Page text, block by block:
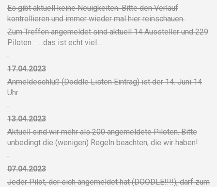
Es gibt aktuell keine Neuigkeiten. Bitte den Verlauf
kontrollieren und immer wieder mal hier reinschauen.
Zum Treffen angemeldet sind aktuell 14 Aussteller und 229
Piloten. ...das ist echt viel...
17.04.2023
Anmeldeschluß (Doddle Listen Eintrag) ist der 14. Juni 14
Uhr
13.04.2023
Aktuell sind wir mehr als 200 angemeldete Piloten. Bitte
unbedingt die (wenigen) Regeln beachten, die wir haben!
07.04.2023
Jeder Pilot, der sich angemeldet hat (DOODLE!!!!), darf zum